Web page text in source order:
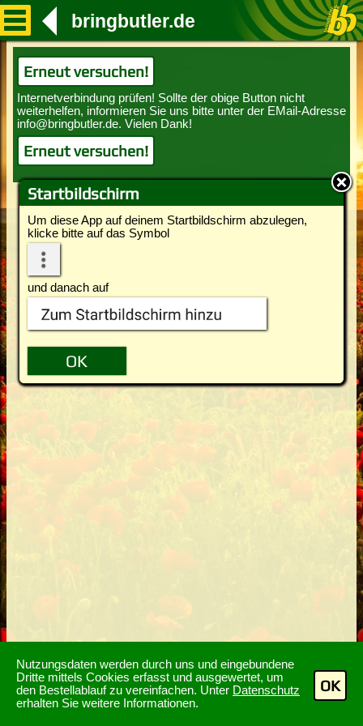
Nutzungsdaten werden durch uns und eingebundene
Dritte mittels Cookies erfasst und ausgewertet, um
den Bestellablauf zu vereinfachen. Unter Datenschutz
erhalten Sie weitere Informationen.
OK
Startbildschirm
Um diese App auf deinem Startbildschirm abzulegen,
klicke bitte auf das Symbol
und danach auf
bringbutler.de
Erneut versuchen!
Erneut versuchen!